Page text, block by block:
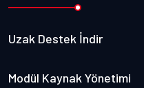
Uzak Destek İndir
Modül Kaynak Yönetimi